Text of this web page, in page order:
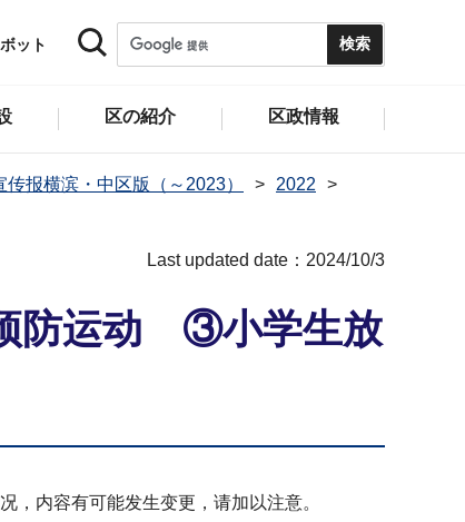
ット
区の紹介 区政情報
传报横滨・中区版（～2023）
2022
Last updated date：2024/10/3
防运动 ③小学生放
，内容有可能发生变更，请加以注意。